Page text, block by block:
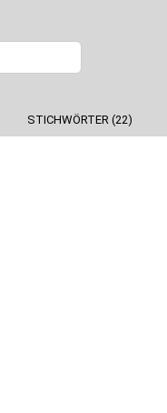
STICHWÖRTER (22)